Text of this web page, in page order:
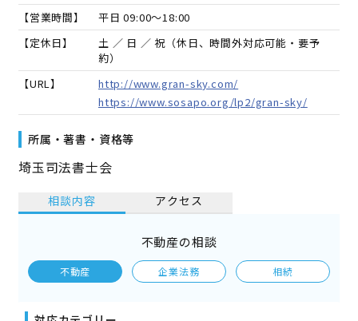
【営業時間】
平日 09:00～18:00
【定休日】
土 ／ 日 ／ 祝（休日、時間外対応可能・要予
約）
【URL】
http://www.gran-sky.com/
https://www.sosapo.org/lp2/gran-sky/
所属・著書・資格等
埼玉司法書士会
相談内容 アクセス
不動産の相談
不動産 企業法務 相続